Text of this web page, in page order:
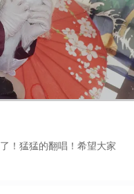
！猛猛的翻唱！希望大家